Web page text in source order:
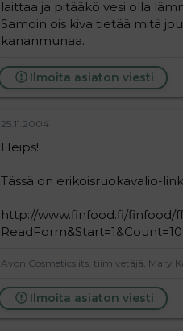
laittaa ja pitääkö vesi olla
Samoin ois kiva tietää mitä
kananmunaa.
Ilmoita asiaton viesti
25.11.2004
Heips!
Tässä on erikoisruokavalio-
http://www.finfood.fi/finfood/
Avon Cosmetics its. tiimivetäjä, Mary
Ilmoita asiaton viesti